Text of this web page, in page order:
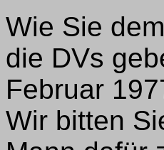
Wie Sie
die DVs
Februar
Wir bitten